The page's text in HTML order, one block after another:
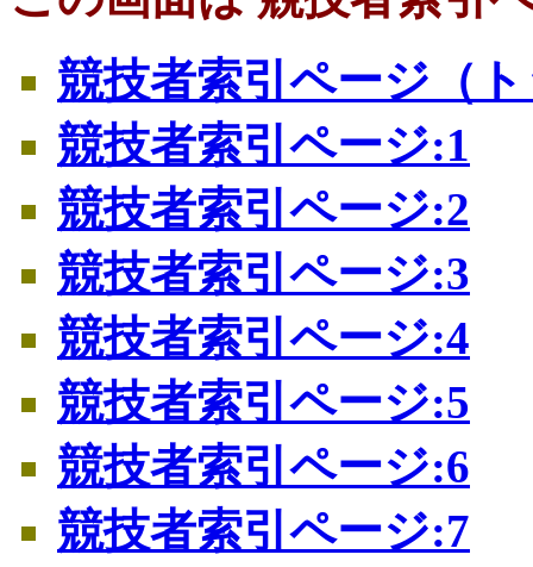
競技者索引ページ（
競技者索引ページ:1
競技者索引ページ:2
競技者索引ページ:3
競技者索引ページ:4
競技者索引ページ:5
競技者索引ページ:6
競技者索引ページ:7